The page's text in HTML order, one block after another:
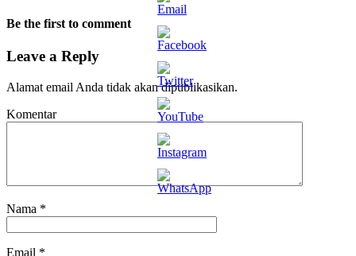
Be the first to comment
Leave a Reply
Alamat email Anda tidak akan dipublikasikan.
Komentar
Nama *
Email *